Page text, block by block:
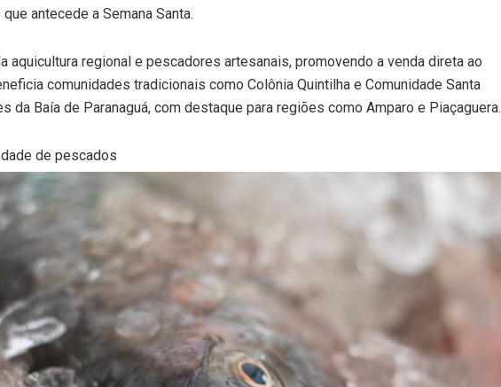
antecede a Semana Santa.
aquicultura regional e pescadores artesanais, promovendo a venda direta ao
comunidades tradicionais como Colônia Quintilha e Comunidade Santa
da Baía de Paranaguá, com destaque para regiões como Amparo e Piaçaguera.
de pescados